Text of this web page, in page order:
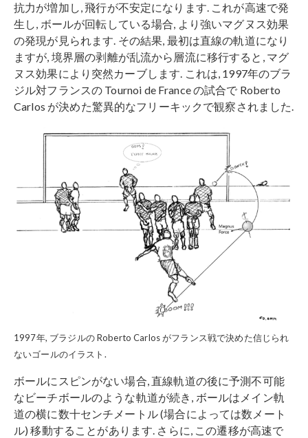
抗力が増加し, 飛行が不安定になります. これが高速で発
生し, ボールが回転している場合, より強いマグヌス効果
の発現が見られます. その結果, 最初は直線の軌道になり
ますが, 境界層の剥離が乱流から層流に移行すると, マグ
ヌス効果により突然カーブします. これは, 1997年のブラ
ジル対フランスの Tournoi de France の試合で Roberto
Carlos が決めた驚異的なフリーキックで観察されました.
1997年, ブラジルの Roberto Carlos がフランス戦で決めた信じられ
ないゴールのイラスト.
ボールにスピンがない場合, 直線軌道の後に予測不可能
なビーチボールのような軌道が続き, ボールはメイン軌
道の横に数十センチメートル (場合によっては数メート
ル) 移動することがあります. さらに, この遷移が高速で